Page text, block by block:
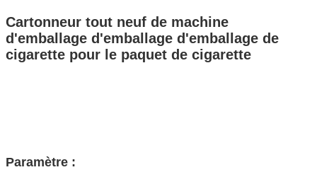
Cartonneur tout neuf de machine
d'emballage d'emballage d'emballage de
cigarette pour le paquet de cigarette
Paramètre :